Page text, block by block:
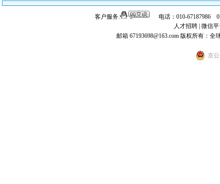
客户服务:
电话：010-67187986
人才招聘 微信
邮箱 67193698@163.com 版权所有：全
京公